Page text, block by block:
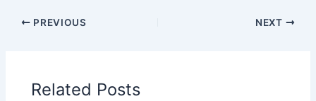
PREVIOUS NEXT
Related Posts